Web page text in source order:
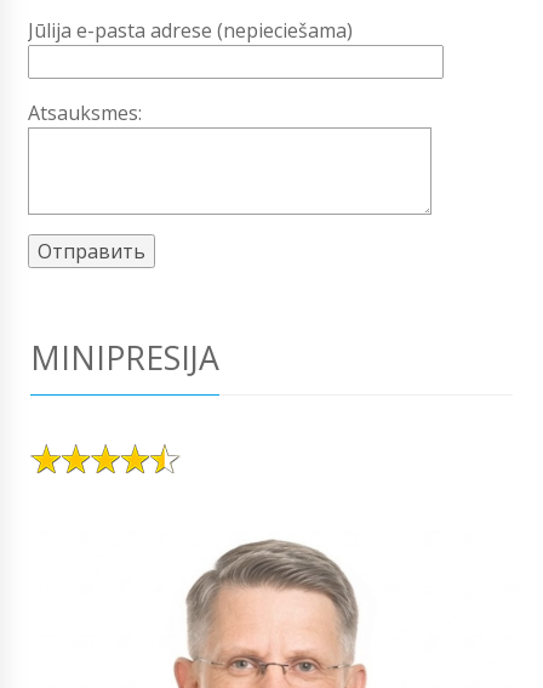
Jūlija e-pasta adrese (nepieciešama)
Atsauksmes:
MINIPRESIJA